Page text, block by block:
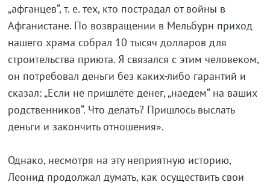
„афганцев“, т. е. тех, кто пострадал от войны в
Афганистане. По возвращении в Мельбурн приход
нашего храма собрал 10 тысяч долларов для
строительства приюта. Я связался с этим человеком,
он потребовал деньги без каких-либо гарантий и
сказал: „Если не пришлёте денег, „наедем“ на ваших
родственников“. Что делать? Пришлось выслать
деньги и закончить отношения».
Однако, несмотря на эту неприятную историю,
Леонид продолжал думать, как осуществить свои